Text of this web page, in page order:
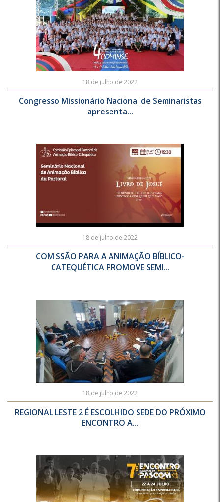
18 de julho de 2022
Congresso Missionário Nacional de Seminaristas
apresenta...
18 de julho de 2022
COMISSÃO PARA A ANIMAÇÃO BÍBLICO-
CATEQUÉTICA PROMOVE SEMI...
18 de julho de 2022
REGIONAL LESTE 2 É ESCOLHIDO SEDE DO PRÓXIMO
ENCONTRO A...